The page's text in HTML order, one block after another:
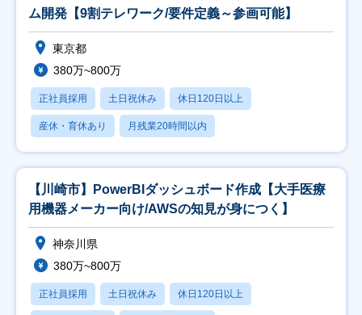
ム開発【9割テレワーク/要件定義～参画可能】
東京都
380万~800万
正社員採用 土日祝休み 休日120日以上
産休・育休あり 月残業20時間以内
【川崎市】PowerBIダッシュボード作成【大手医療
用機器メーカー向け/AWSの知見が身につく】
神奈川県
380万~800万
正社員採用 土日祝休み 休日120日以上